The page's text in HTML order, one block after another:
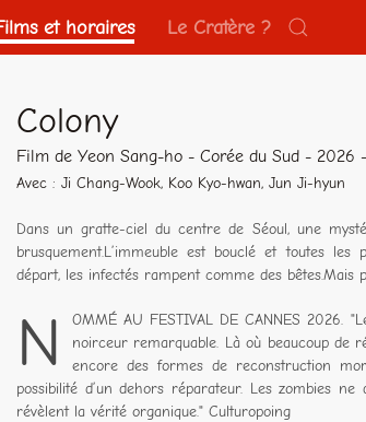
et horaires Le Cratère ?
Colony
Film de Yeon Sang-ho - Corée du Sud - 2026
Avec : Ji Chang-Wook, Koo Kyo-hwan, Jun Ji-hyun
Dans un gratte-ciel du centre de Séoul, une
brusquement.L’immeuble est bouclé et toutes les
départ, les infectés rampent comme des bêtes.Mais
N
OMMÉ AU FESTIVAL DE CANNES 2026.
noirceur remarquable. Là où beaucoup de
encore des formes de reconstruction
possibilité d’un dehors réparateur. Les zombies
révèlent la vérité organique." Culturopoing